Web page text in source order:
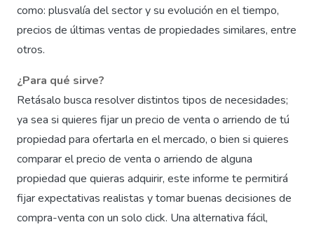
como: plusvalía del sector y su evolución en el tiempo,
precios de últimas ventas de propiedades similares, entre
otros.
¿Para qué sirve?
Retásalo busca resolver distintos tipos de necesidades;
ya sea si quieres fijar un precio de venta o arriendo de tú
propiedad para ofertarla en el mercado, o bien si quieres
comparar el precio de venta o arriendo de alguna
propiedad que quieras adquirir, este informe te permitirá
fijar expectativas realistas y tomar buenas decisiones de
compra-venta con un solo click. Una alternativa fácil,